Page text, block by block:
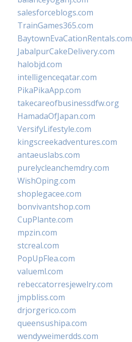
salesforceblogs.com
TrainGames365.com
BaytownEvaCationRentals.com
JabalpurCakeDelivery.com
halobjd.com
intelligenceqatar.com
PikaPikaApp.com
takecareofbusinessdfw.org
HamadaOfJapan.com
VersifyLifestyle.com
kingscreekadventures.com
antaeuslabs.com
purelycleanchemdry.com
WishOping.com
shoplegacee.com
bonvivantshop.com
CupPlante.com
mpzin.com
stcreal.com
PopUpFlea.com
valueml.com
rebeccatorresjewelry.com
jmpbliss.com
drjorgerico.com
queensushipa.com
wendyweimerdds.com